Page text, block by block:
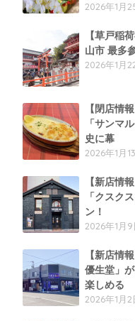
2026年1月
【草戸稲
山市 最多
2026年1月
【閉店情
「サンマ
史に幕
2026年1月
【新店情
「クスク
ン！
2026年1月9
【新店情
優生堂」
楽しめる
2026年1月2